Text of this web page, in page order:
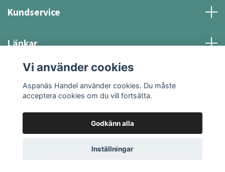
Kundservice
Länkar
Sociala medier
© 2026 Aspanäs Handel
Vi använder cookies
Aspanäs Handel använder cookies. Du måste
acceptera cookies om du vill fortsätta.
Godkänn alla
Inställningar